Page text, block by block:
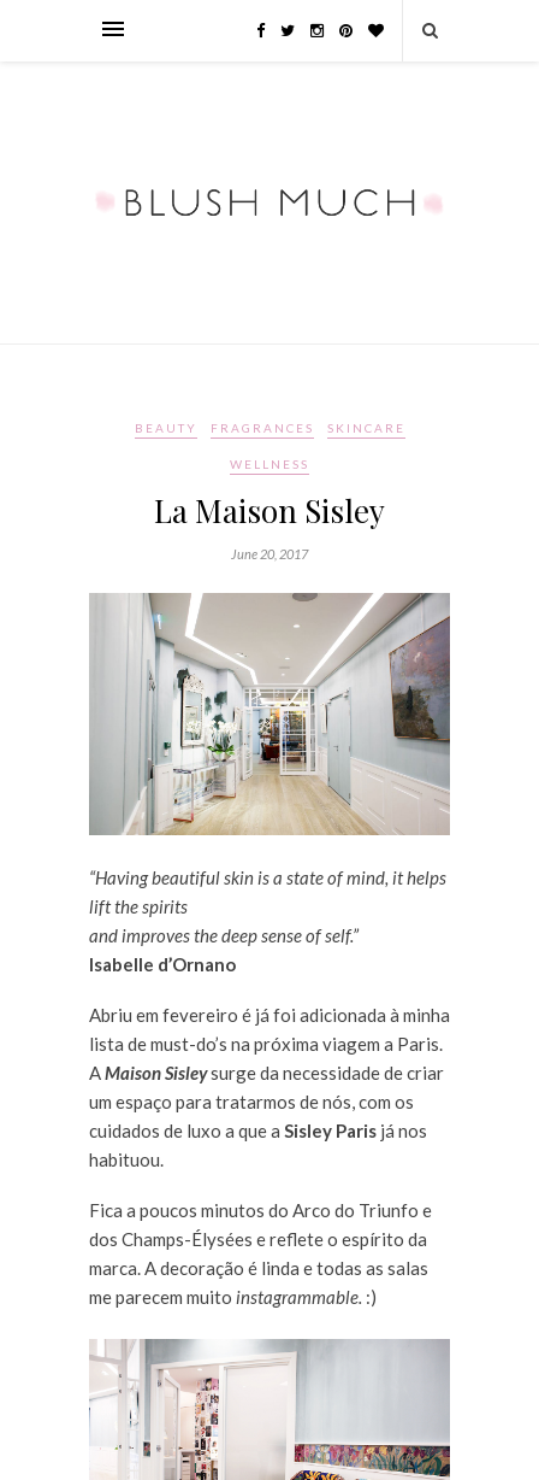
BEAUTY FRAGRANCES SKINCARE
WELLNESS
La Maison Sisley
June 20, 2017
“Having beautiful skin is a state of mind, it helps
lift the spirits
and improves the deep sense of self.”
Isabelle d’Ornano
Abriu em fevereiro é já foi adicionada à minha
lista de must-do’s na próxima viagem a Paris.
AMaison Sisleysurge da necessidade de criar
um espaço para tratarmos de nós, com os
cuidados de luxo a que a Sisley Paris já nos
habituou.
Fica a poucos minutos do Arco do Triunfo e
dos Champs-Élysées e reflete o espírito da
marca. A decoração é linda e todas as salas
me parecem muito instagrammable. :)